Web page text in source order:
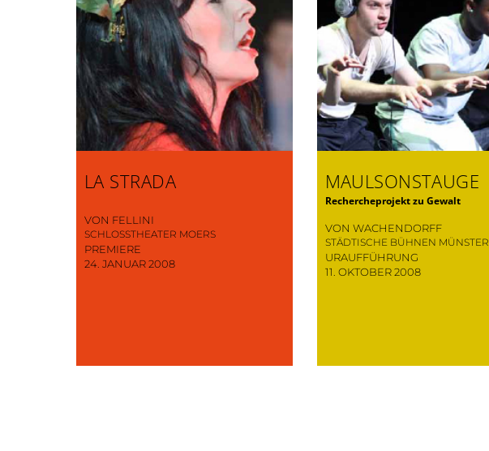
LA STRADA
VON FELLINI
SCHLOSSTHEATER MOERS
PREMIERE
24. JANUAR 2008
MAULSONSTAUGE
Rechercheprojekt zu Gewalt
VON WACHENDORFF
STÄDTISCHE BÜHNEN MÜNSTER
URAUFFÜHRUNG
11. OKTOBER 2008